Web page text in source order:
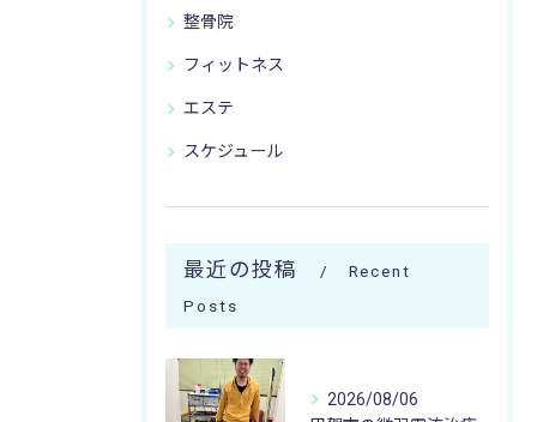
整骨院
フィットネス
エステ
スケジュール
最近の投稿
Recent
Posts
2026/08/06